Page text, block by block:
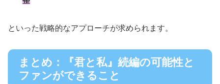
といった戦略的なアプローチが求められます。
まとめ：『君と私』続編の可能性と
ファンができること